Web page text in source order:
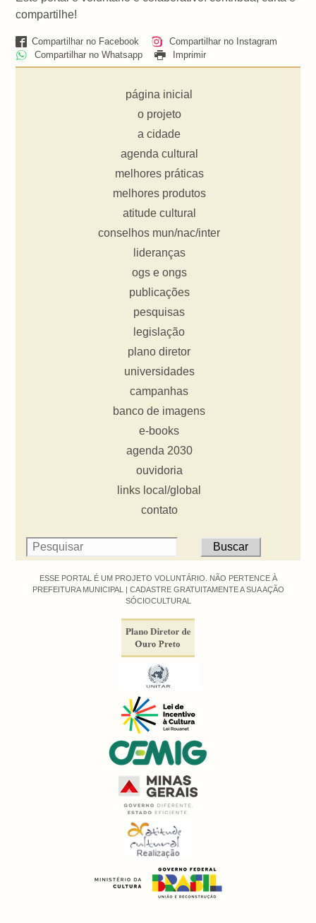
compartilhe!
Compartilhar no Facebook
Compartilhar no Instagram
Compartilhar no Whatsapp
Imprimir
página inicial
o projeto
a cidade
agenda cultural
melhores práticas
melhores produtos
atitude cultural
conselhos mun/nac/inter
lideranças
ogs e ongs
publicações
pesquisas
legislação
plano diretor
universidades
campanhas
banco de imagens
e-books
agenda 2030
ouvidoria
links local/global
contato
ESSE PORTAL É UM PROJETO VOLUNTÁRIO. NÃO PERTENCE À
PREFEITURA MUNICIPAL | CADASTRE GRATUITAMENTE A SUA AÇÃO
SÓCIOCULTURAL